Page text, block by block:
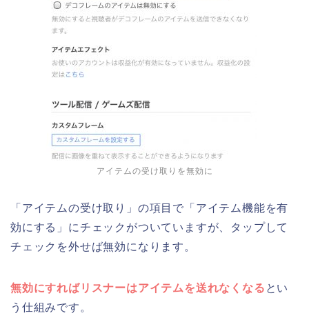
アイテムの受け取りを無効に
「アイテムの受け取り」の項目で「アイテム機能を有
効にする」にチェックがついていますが、タップして
チェックを外せば無効になります。
無効にすればリスナーはアイテムを送れなくなる とい
う仕組みです。